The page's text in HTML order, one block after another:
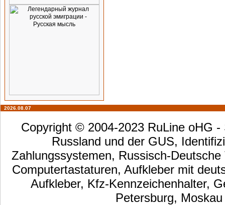
2026.08.07
Copyright © 2004-2023 RuLine oHG
Russland und der GUS,
Zahlungssystemen, Russisch-
Computertastaturen, Aufkleber mit
Aufkleber, Kfz-Kennzeichenhalter,
Petersburg,